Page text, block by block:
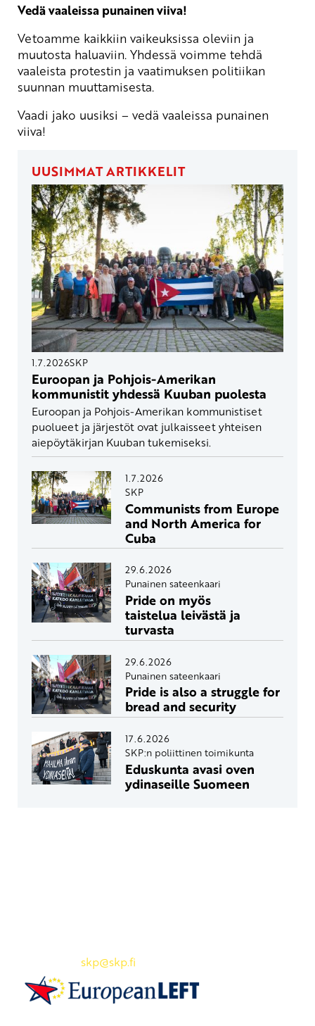
Vedä vaaleissa punainen viiva!
Vetoamme kaikkiin vaikeuksissa oleviin ja
muutosta haluaviin. Yhdessä voimme tehdä
vaaleista protestin ja vaatimuksen politiikan
suunnan muuttamisesta.
Vaadi jako uusiksi – vedä vaaleissa punainen
viiva!
UUSIMMAT ARTIKKELIT
1.7.2026SKP
Euroopan ja Pohjois-Amerikan
kommunistit yhdessä Kuuban puolesta
Euroopan ja Pohjois-Amerikan kommunistiset
puolueet ja järjestöt ovat julkaisseet yhteisen
aiepöytäkirjan Kuuban tukemiseksi.
1.7.2026
SKP
Communists from Europe
and North America for
Cuba
29.6.2026
Punainen sateenkaari
Pride on myös
taistelua leivästä ja
turvasta
29.6.2026
Punainen sateenkaari
Pride is also a struggle for
bread and security
17.6.2026
SKP:n poliittinen toimikunta
Eduskunta avasi oven
ydinaseille Suomeen
skp@skp.fi